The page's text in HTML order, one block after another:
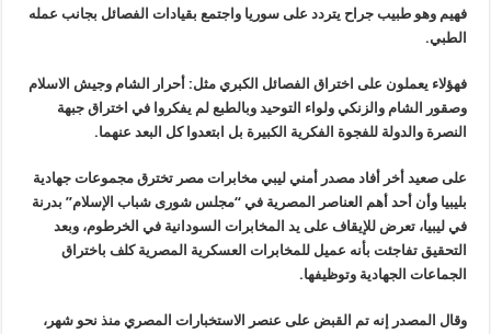
فهيم وهو طبيب جراح يتردد على سوريا واجتمع بقيادات الفصائل بجانب عمله
الطبي.
فهؤلاء يعملون على اختراق الفصائل الكبري مثل: أحرار الشام وجيش الاسلام
وصقور الشام والزنكي ولواء التوحيد وبالطبع لم يفكروا في اختراق جبهة
النصرة والدولة للفجوة الفكرية الكبيرة بل ابتعدوا كل البعد عنهما.
على صعيد أخرأفاد مصدر أمني ليبيمخابرات مصر تخترق مجموعات جهادية
بليبيا وأن أحد أهم العناصر المصرية في “مجلس شورى شباب الإسلام” بدرنة
في ليبيا، تعرض للإيقاف على يد المخابرات السودانية في الخرطوم، وبعد
التحقيق تفاجئت بأنه عميل للمخابرات العسكرية المصرية كلف باختراق
الجماعات الجهادية وتوظيفها.
وقال المصدر إنه تم القبض على عنصر الاستخبارات المصري منذ نحو شهر،